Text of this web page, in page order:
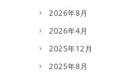
2026年8月
2026年4月
2025年12月
2025年8月